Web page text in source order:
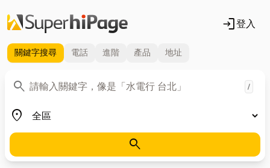
login登入
關鍵字搜尋 電話 進階 產品 地址
search
關鍵字 /
place
地區
search